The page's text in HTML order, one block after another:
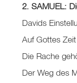
2. SAMUEL:
Davids
Auf Gottes
Die Rache
Der Weg des